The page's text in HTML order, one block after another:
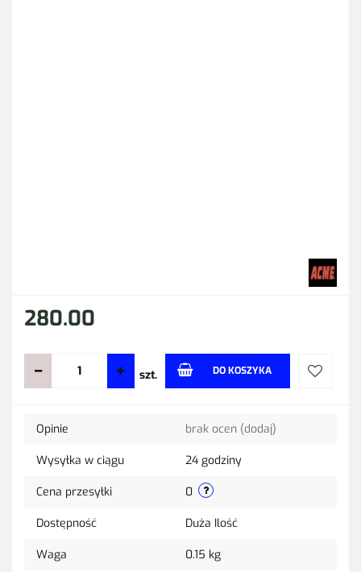
280.00
szt. DO KOSZYKA
Opinie brak ocen (dodaj)
Wysyłka w ciągu 24 godziny
Cena przesyłki 0
Dostępność Duża Ilość
Waga 0.15 kg